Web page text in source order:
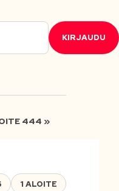
KIRJAUDU
444 »
1 ALOITE